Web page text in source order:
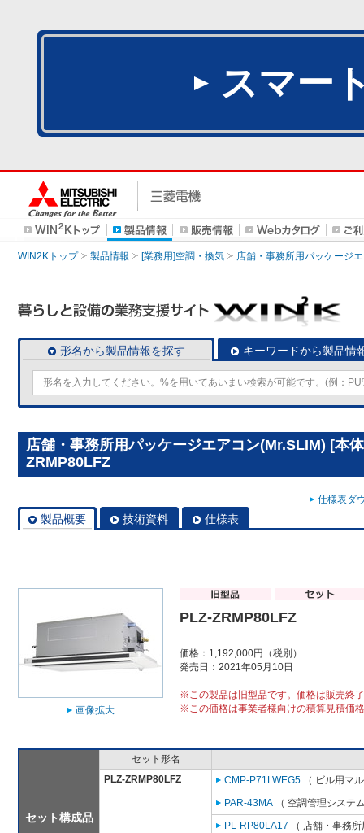
スマー
WIN2Kトップ 製品情報 [業務用]空調・換気 店舗・事務所用パッケージ
形名から製品情報を探す キーワードから製品情
店舗・事務所用パッケージエアコン(Mr.SLIM) [本
ZRMP80LFZ
仕様表ダ
製品概要 技術資料 仕様表
画像拡大
PLZ-ZRMP80LFZ
価格：1,192,000円（税別）
発売日：2021年05月10日
※この製品は旧型品です。価格は販売終
※この価格は事業者様向けの積算見積価
セット構成品
セット形名
PLZ-ZRMP80LFZ
CMP-P71LWEG5 （ ビル用マ
PAR-43MA （ 空調管理システ
PL-RP80LA17 （ 店舗・事務